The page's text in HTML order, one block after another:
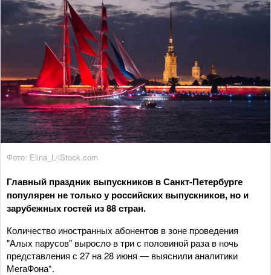
Фото: Elina_L/iStock.com
Главный праздник выпускников в Санкт-Петербурге
популярен не только у российских выпускников, но и
зарубежных гостей из 88 стран.
Количество иностранных абонентов в зоне проведения
"Алых парусов" выросло в три с половиной раза в ночь
представления с 27 на 28 июня — выяснили аналитики
МегаФона*.